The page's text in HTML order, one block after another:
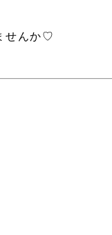
せんか♡